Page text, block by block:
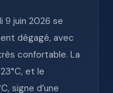
9 juin 2026 se
dégagé, avec
confortable. La
et le
signe d’une